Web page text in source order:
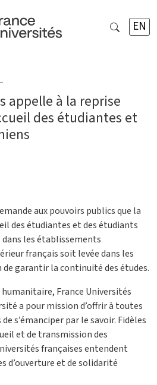
EN
appelle à la reprise
des étudiantes et
aux pouvoirs publics que la
des étudiantes et des étudiants
les établissements
français soit levée dans les
garantir la continuité des études.
humanitaire, France Universités
a pour mission d’offrir à toutes
s’émanciper par le savoir. Fidèles
et de transmission des
françaises entendent
d’ouverture et de solidarité